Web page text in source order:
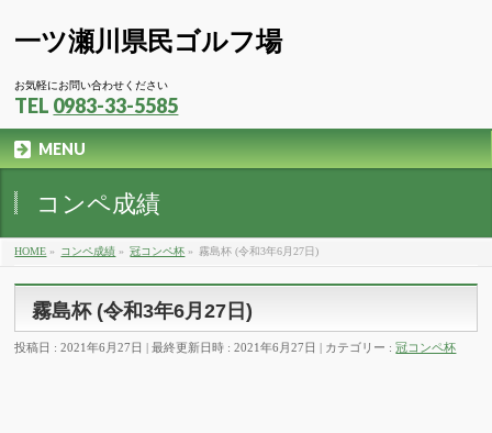
一ツ瀬川県民ゴルフ場
お気軽にお問い合わせください
TEL 0983-33-5585
MENU
コンペ成績
HOME » コンペ成績 » 冠コンペ杯 » 霧島杯 (令和3年6月27日)
霧島杯 (令和3年6月27日)
投稿日 : 2021年6月27日 最終更新日時 : 2021年6月27日 カテゴリー :冠コンペ杯